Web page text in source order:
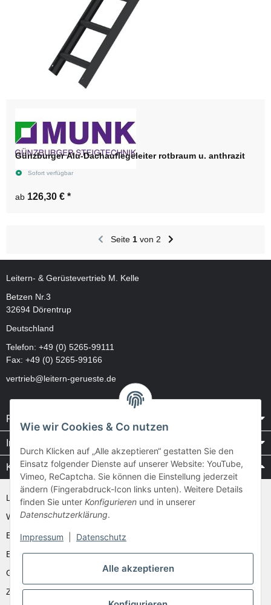
Günzburger Alu-Dachauflegeleiter rotbraum u. anthrazit
Sofort verfügbar
ab 126,30 € *
Seite 1von 2
Leitern- & Gerüstevertrieb M. Kelle
Betzen Nr.3
32694 Dörentrup
Deutschland
Telefon: +49 (0) 5265-99111
Fax: +49 (0) 5265-99166
vertrieb@leitern-gerueste.de
Rechtliches
Informationen
Kataloge / Videos
Layher Videos und Downloads
WAKÜ
Ernst
Euroline
Günzburger
Zarges
Wie wir Cookies & Co nutzen
Durch Klicken auf „Alle akzeptieren“ gestatten Sie den
Einsatz folgender Dienste auf unserer Website: YouTube,
Vimeo, ReCaptcha. Sie können die Einstellung jederzeit
ändern (Fingerabdruck-Icon links unten). Weitere Details
finden Sie unter Konfigurieren und in unserer
Datenschutzerklärung.
Impressum Datenschutz
Alle akzeptieren